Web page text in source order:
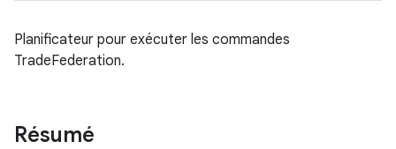
Planificateur pour exécuter les commandes
TradeFederation.
Résumé